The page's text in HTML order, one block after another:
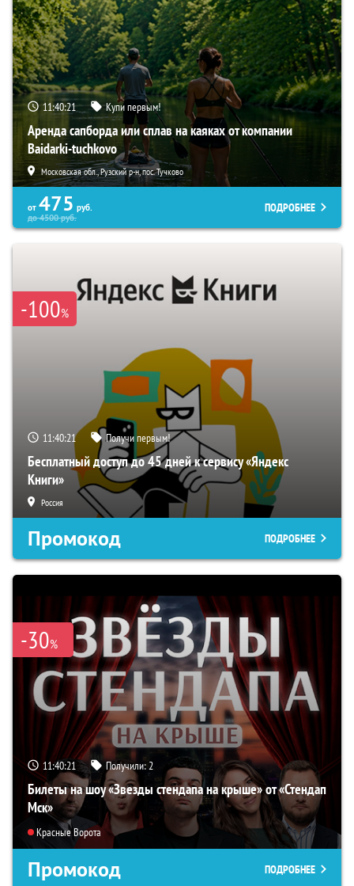
11:40:19 Купи первым!
Аренда сапборда или сплав на каяках от компании
Baidarki-tuchkovo
Московская обл., Рузский р-н, пос. Тучково
от 475 руб.
до4500руб.
ПОДРОБНЕЕ
-100%
11:40:19 Получи первым!
Бесплатный доступ до 45 дней к сервису «Яндекс
Книги»
Россия
Промокод ПОДРОБНЕЕ
-30%
11:40:19 Получили:2
Билеты на шоу «Звезды стендапа на крыше» от «Стендап
Мск»
Красные Ворота
Промокод ПОДРОБНЕЕ